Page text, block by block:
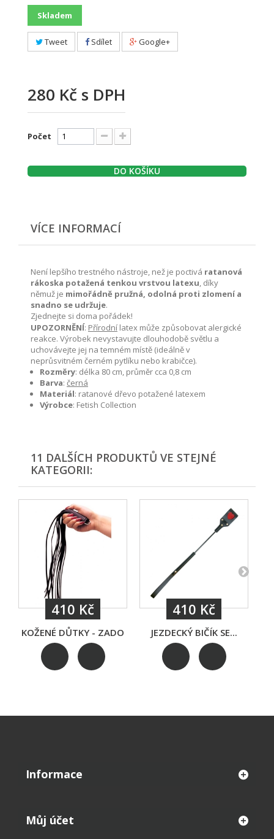
Skladem
Tweet Sdílet Google+
280 Kč s DPH
Počet
DO KOŠÍKU
VÍCE INFORMACÍ
Není lepšího trestného nástroje, než je poctivá ratanová
rákoska potažená tenkou vrstvou latexu , díky
němuž je mimořádně pružná, odolná proti zlomení a
snadno se udržuje.
Zjednejte si doma pořádek!
UPOZORNĚNÍ: Přírodní latex může způsobovat alergické
reakce. Výrobek nevystavujte dlouhodobě světlu a
uchovávejte jej na temném místě (ideálně v
neprůsvitném černém pytlíku nebo krabičce).
Rozměry: délka 80 cm, průměr cca 0,8 cm
Barva: černá
Materiál: ratanové dřevo potažené latexem
Výrobce: Fetish Collection
11 DALŠÍCH PRODUKTŮ VE STEJNÉ
KATEGORII:
410 Kč
KOŽENÉ DŮTKY - ZADO
410 Kč
JEZDECKÝ BIČÍK SE...
Informace
Můj účet